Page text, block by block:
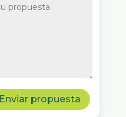
Enviar propuesta